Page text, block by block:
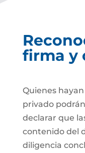
firma y
Quienes
privado
declarar que
contenido del
diligencia